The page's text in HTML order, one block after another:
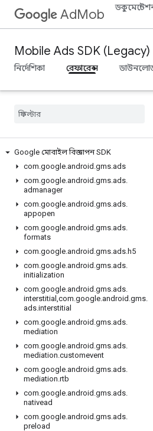
AdMob
Mobile Ads SDK
নির্দেশিকা রেফারেন্স
Google মোবাইল বিজ্ঞাপন SDK
com.google.android .gms.ads
com.google.android .gms.ads.
admanager
com.google.android .gms.ads.
appopen
com.google.android .gms.ads.
formats
com.google.android .gms.ads.h5
com.google.android .gms.ads.
initialization
com.google.android .gms.ads.
interstitial ,com.google.android .gms.
ads.interstitial
com.google.android .gms.ads.
mediation
com.google.android .gms.ads.
mediation.customevent
com.google.android .gms.ads.
mediation.rtb
com.google.android .gms.ads.
nativead
com.google.android .gms.ads.
preload